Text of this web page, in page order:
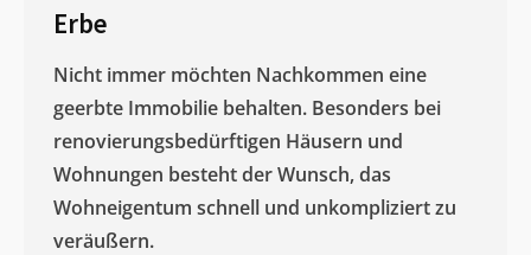
Erbe
Nicht immer möchten Nachkommen eine
geerbte Immobilie behalten. Besonders bei
renovierungsbedürftigen Häusern und
Wohnungen besteht der Wunsch, das
Wohneigentum schnell und unkompliziert zu
veräußern. ​